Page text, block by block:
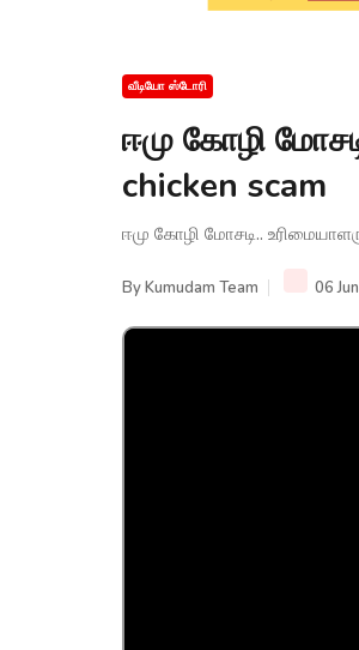
வீடியோ ஸ்டோரி
ஈமு கோழி
chicken scam
ஈமு கோழி மோசடி..
ByKumudam Team 06